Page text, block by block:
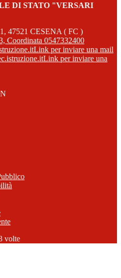
DI STATO "VERSARI
47521 CESENA ( FC )
Coordinata 0547332400
Link per inviare una mail
Link per inviare una
volte